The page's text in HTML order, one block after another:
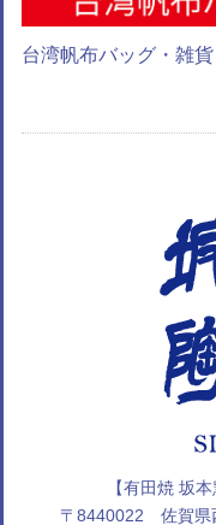
台湾帆布バッグ・雑
【有田焼 坂
〒8440022 佐賀県